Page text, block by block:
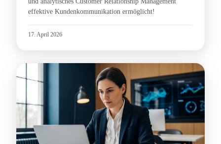
effektive Kunden­kommunikation ermöglicht!
17. April 2026